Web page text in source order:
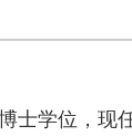
士学位， 现